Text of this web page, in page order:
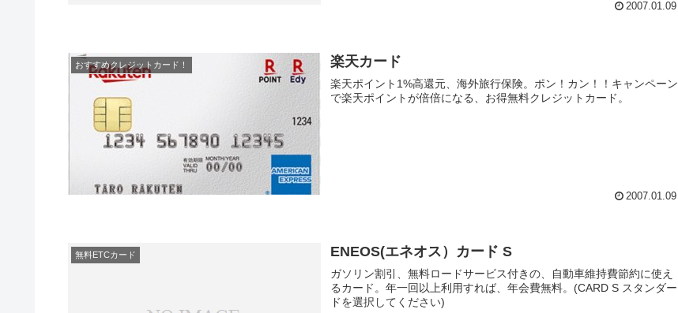
2007.01.09
おすすめクレジットカード！ 楽天カード
楽天ポイント1%高還元、海外旅行保険。ポン！カン！！キャンペーン
で楽天ポイントが倍倍になる、お得無料クレジットカード。
2007.01.09
無料ETCカード ENEOS(エネオス）カード S
ガソリン割引、無料ロードサービス付きの、自動車維持費節約に使え
るカード。年一回以上利用すれば、年会費無料。(CARD S スタンダー
ドを選択してください)